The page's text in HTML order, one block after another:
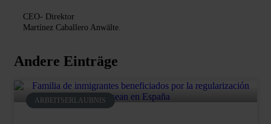
CEO- Direktor
Martínez Caballero Anwälte.
Andere Einträge
ARBEITSERLAUBNIS